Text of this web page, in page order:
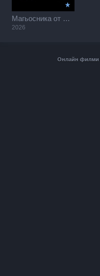
Магьосника от Кремъл / The Wizard of the Kremlin (2026)
2026
Онлайн филми